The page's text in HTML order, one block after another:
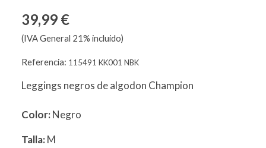
39,99 €
(IVA General 21% incluido)
Referencia: 115491 KK001 NBK
Leggings negros de algodon Champion
Color:Negro
Talla:M